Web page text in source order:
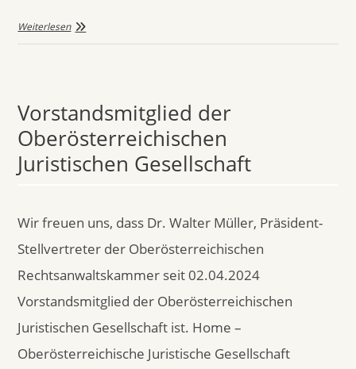
Weiterlesen
Vorstandsmitglied der
Oberösterreichischen
Juristischen Gesellschaft
Wir freuen uns, dass Dr. Walter Müller, Präsident-
Stellvertreter der Oberösterreichischen
Rechtsanwaltskammer seit 02.04.2024
Vorstandsmitglied der Oberösterreichischen
Juristischen Gesellschaft ist. Home –
Oberösterreichische Juristische Gesellschaft